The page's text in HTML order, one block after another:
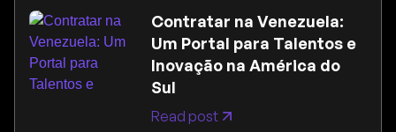
Contratar na Venezuela:
Um Portal para Talentos e
Inovação na América do
Sul
Read post